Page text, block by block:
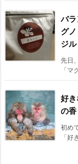
バ
グ
ジ
先日
「
好
の
初め
「